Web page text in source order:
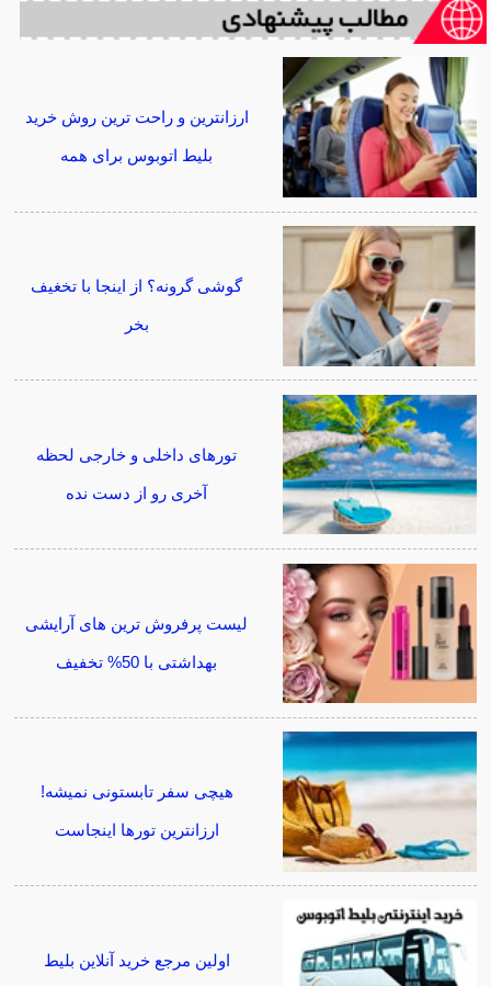
ارزانترین و راحت ترین روش خرید
بلیط اتوبوس برای همه
گوشی گرونه؟ از اینجا با تخغیف
بخر
تورهای داخلی و خارجی لحظه
آخری رو از دست نده
لیست پرفروش ترین های آرایشی
بهداشتی با 50% تخفیف
هیچی سفر تابستونی نمیشه!
ارزانترین تورها اینجاست
اولین مرجع خرید آنلاین بلیط